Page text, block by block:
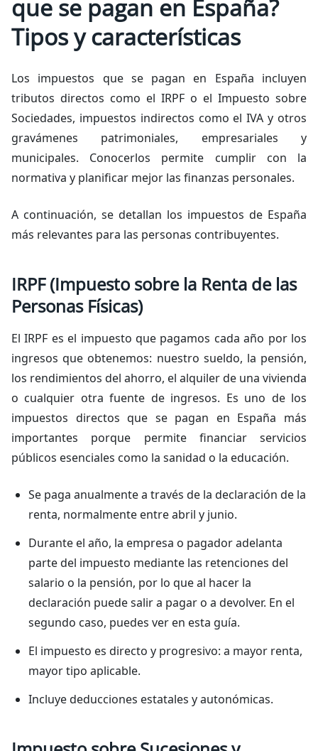
que se pagan en España?
Tipos y características
Los impuestos que se pagan en España incluyen
tributos directos como el IRPF o el Impuesto sobre
Sociedades, impuestos indirectos como el IVA y otros
gravámenes patrimoniales, empresariales y
municipales. Conocerlos permite cumplir con la
normativa y planificar mejor las finanzas personales.
A continuación, se detallan los impuestos de España
más relevantes para las personas contribuyentes.
IRPF (Impuesto sobre la Renta de las
Personas Físicas)
El IRPF es el impuesto que pagamos cada año por los
ingresos que obtenemos: nuestro sueldo, la pensión,
los rendimientos del ahorro, el alquiler de una vivienda
o cualquier otra fuente de ingresos. Es uno de los
impuestos directos que se pagan en España más
importantes porque permite financiar servicios
públicos esenciales como la sanidad o la educación.
Se paga anualmente a través de la declaración de la
renta, normalmente entre abril y junio.
Durante el año, la empresa o pagador adelanta
parte del impuesto mediante las retenciones del
salario o la pensión, por lo que al hacer la
declaración puede salir a pagar o a devolver. En el
segundo caso, puedes ver en esta guía.
El impuesto es directo y progresivo: a mayor renta,
mayor tipo aplicable.
Incluye deducciones estatales y autonómicas.